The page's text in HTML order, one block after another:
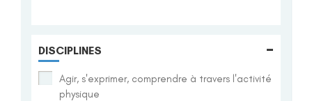
DISCIPLINES -
Agir, s'exprimer, comprendre à travers l'activité
physique